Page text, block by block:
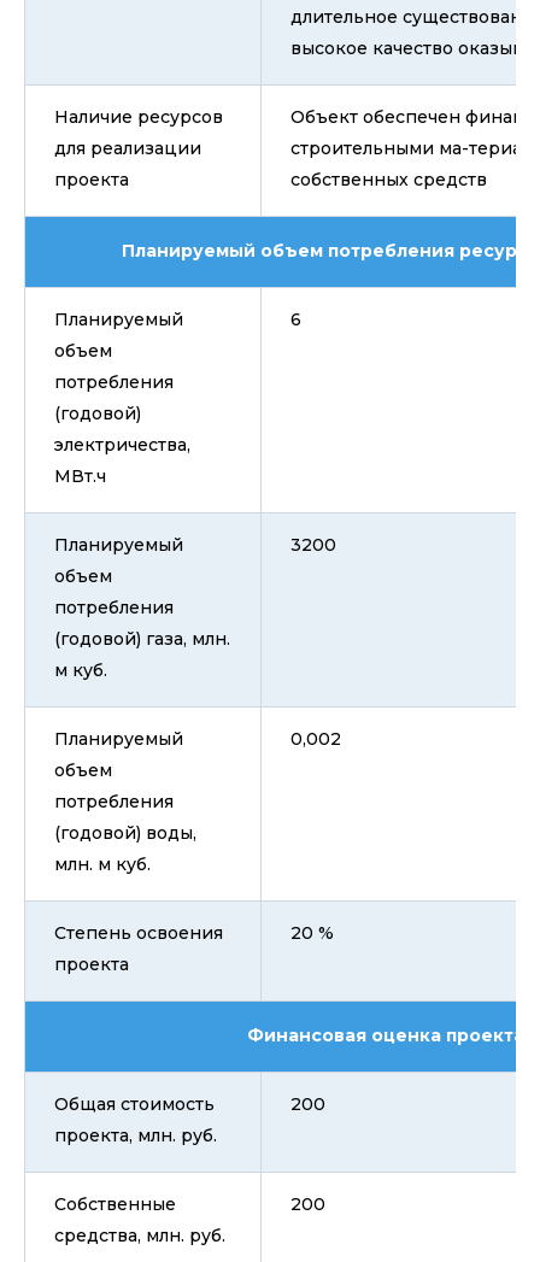
длительное
высокое качество
Наличие ресурсов
для реализации
проекта
Объект обеспечен
строительными ма-
собственных средств
Планируемый объем потребления
Планируемый
объем
потребления
(годовой)
электричества,
МВт.ч
6
Планируемый
объем
потребления
(годовой) газа, млн.
м куб.
3200
Планируемый
объем
потребления
(годовой) воды,
млн. м куб.
0,002
Степень освоения
проекта
20 %
Финансовая оценка проекта
Общая стоимость
проекта, млн. руб.
200
Собственные
средства, млн. руб.
200